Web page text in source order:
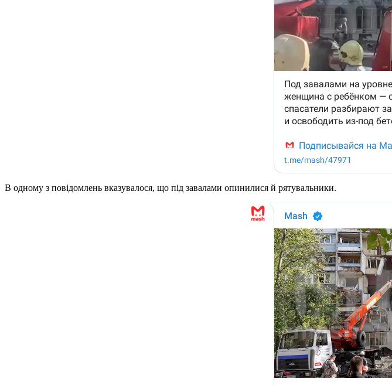
В одному з повідомлень вказувалося, що під завалами опинилися й рятувальники.